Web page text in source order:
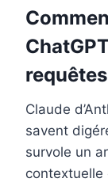
Claude
savent
survole un
contextuelle